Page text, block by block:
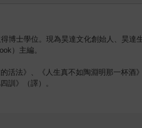
博士學位。現為昊達文化創始人、昊
）主編。
活法》、《人生真不如陶淵明那一杯酒
訓》（譯）。